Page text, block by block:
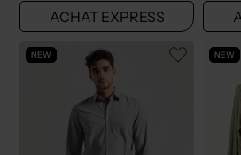
ACHAT EXPRESS
NEW NEW